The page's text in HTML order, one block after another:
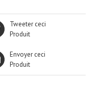
Tweeter ceci
Produit
Envoyer ceci
Produit